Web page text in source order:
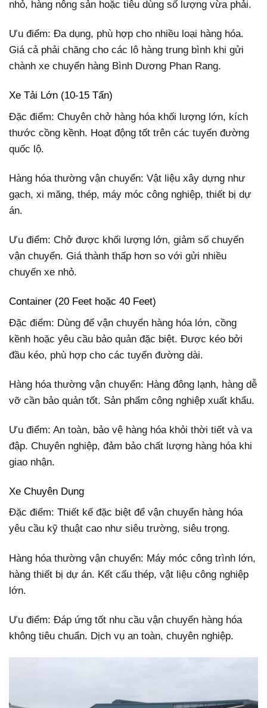
nhỏ, hàng nông sản hoặc tiêu dùng số lượng vừa phải.
Ưu điểm: Đa dụng, phù hợp cho nhiều loại hàng hóa.
Giá cả phải chăng cho các lô hàng trung bình khi gửi
chành xe chuyển hàng Bình Dương Phan Rang.
Xe Tải Lớn (10-15 Tấn)
Đặc điểm: Chuyên chở hàng hóa khối lượng lớn, kích
thước cồng kềnh. Hoạt động tốt trên các tuyến đường
quốc lộ.
Hàng hóa thường vận chuyển: Vật liệu xây dựng như
gạch, xi măng, thép, máy móc công nghiệp, thiết bị dự
án.
Ưu điểm: Chở được khối lượng lớn, giảm số chuyến
vận chuyển. Giá thành thấp hơn so với gửi nhiều
chuyến xe nhỏ.
Container (20 Feet hoặc 40 Feet)
Đặc điểm: Dùng để vận chuyển hàng hóa lớn, cồng
kềnh hoặc yêu cầu bảo quản đặc biệt. Được kéo bởi
đầu kéo, phù hợp cho các tuyến đường dài.
Hàng hóa thường vận chuyển: Hàng đông lạnh, hàng dễ
vỡ cần bảo quản tốt. Sản phẩm công nghiệp xuất khẩu.
Ưu điểm: An toàn, bảo vệ hàng hóa khỏi thời tiết và va
đập. Chuyên nghiệp, đảm bảo chất lượng hàng hóa khi
giao nhận.
Xe Chuyên Dụng
Đặc điểm: Thiết kế đặc biệt để vận chuyển hàng hóa
yêu cầu kỹ thuật cao như siêu trường, siêu trọng.
Hàng hóa thường vận chuyển: Máy móc công trình lớn,
hàng thiết bị dự án. Kết cấu thép, vật liệu công nghiệp
lớn.
Ưu điểm: Đáp ứng tốt nhu cầu vận chuyển hàng hóa
không tiêu chuẩn. Dịch vụ an toàn, chuyên nghiệp.